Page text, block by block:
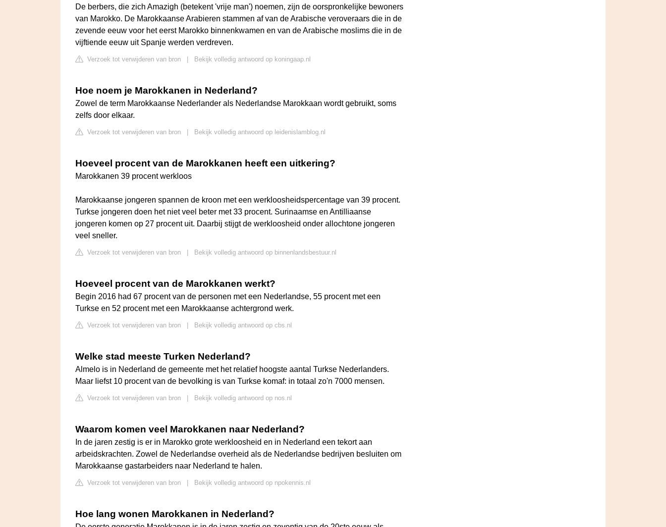
De berbers, die zich Amazigh (betekent 'vrije man') noemen, zijn de oorspronkelijke bewoners
van Marokko. De Marokkaanse Arabieren stammen af van de Arabische veroveraars die in de
zevende eeuw voor het eerst Marokko binnenkwamen en van de Arabische moslims die in de
vijftiende eeuw uit Spanje werden verdreven.
Verzoek tot verwijderen van bron Bekijk volledig antwoord op koningaap.nl
Hoe noem je Marokkanen in Nederland?
Zowel de term Marokkaanse Nederlander als Nederlandse Marokkaan wordt gebruikt, soms
zelfs door elkaar.
Verzoek tot verwijderen van bron Bekijk volledig antwoord op leidenislamblog.nl
Hoeveel procent van de Marokkanen heeft een uitkering?
Marokkanen 39 procent werkloos
Marokkaanse jongeren spannen de kroon met een werkloosheidspercentage van 39 procent.
Turkse jongeren doen het niet veel beter met 33 procent. Surinaamse en Antilliaanse
jongeren komen op 27 procent uit. Daarbij stijgt de werkloosheid onder allochtone jongeren
veel sneller.
Verzoek tot verwijderen van bron Bekijk volledig antwoord op binnenlandsbestuur.nl
Hoeveel procent van de Marokkanen werkt?
Begin 2016 had 67 procent van de personen met een Nederlandse, 55 procent met een
Turkse en 52 procent met een Marokkaanse achtergrond werk.
Verzoek tot verwijderen van bron Bekijk volledig antwoord op cbs.nl
Welke stad meeste Turken Nederland?
Almelo is in Nederland de gemeente met het relatief hoogste aantal Turkse Nederlanders.
Maar liefst 10 procent van de bevolking is van Turkse komaf: in totaal zo'n 7000 mensen.
Verzoek tot verwijderen van bron Bekijk volledig antwoord op nos.nl
Waarom komen veel Marokkanen naar Nederland?
In de jaren zestig is er in Marokko grote werkloosheid en in Nederland een tekort aan
arbeidskrachten. Zowel de Nederlandse overheid als de Nederlandse bedrijven besluiten om
Marokkaanse gastarbeiders naar Nederland te halen.
Verzoek tot verwijderen van bron Bekijk volledig antwoord op npokennis.nl
Hoe lang wonen Marokkanen in Nederland?